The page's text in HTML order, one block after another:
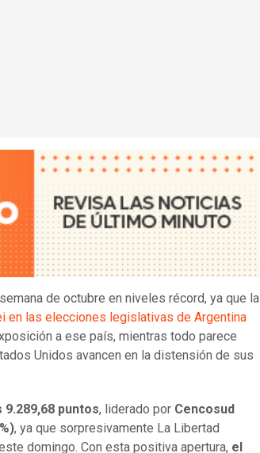
de octubre en niveles récord, ya que la
en las elecciones legislativas de Argentina
a ese país, mientras todo parece
Unidos avancen en la distensión de sus
9.289,68 puntos, liderado por Cencosud
, ya que sorpresivamente La Libertad
domingo. Con esta positiva apertura, el